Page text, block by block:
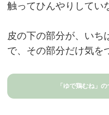
触ってひんやりしてい
皮の下の部分が、いち
で、その部分だけ気を
「ゆで鶏むね」